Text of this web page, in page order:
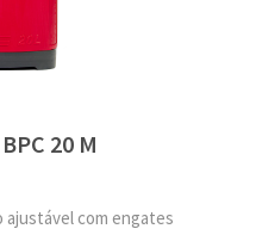
20 M
ajustável com engates